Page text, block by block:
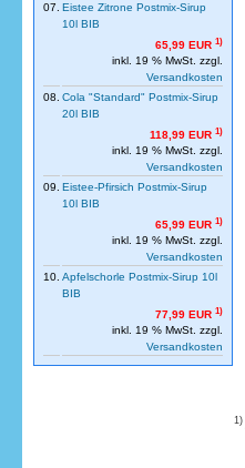
07. Eistee Zitrone Postmix-Sirup
10l BIB
65,99 EUR 1)
inkl. 19 % MwSt. zzgl.
Versandkosten
08. Cola "Standard" Postmix-Sirup
20l BIB
118,99 EUR 1)
inkl. 19 % MwSt. zzgl.
Versandkosten
09. Eistee-Pfirsich Postmix-Sirup
10l BIB
65,99 EUR 1)
inkl. 19 % MwSt. zzgl.
Versandkosten
10. Apfelschorle Postmix-Sirup 10l
BIB
77,99 EUR 1)
inkl. 19 % MwSt. zzgl.
Versandkosten
1)